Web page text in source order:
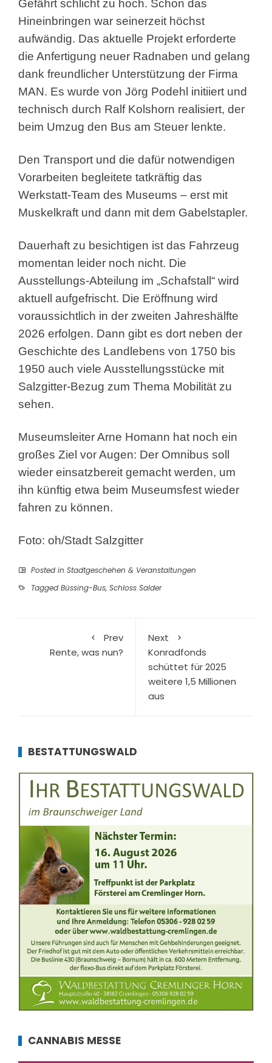
Gefährt schlicht zu hoch. Schon das
Hineinbringen war seinerzeit höchst
aufwändig. Das aktuelle Projekt erforderte
die Anfertigung neuer Radnaben und gelang
dank freundlicher Unterstützung der Firma
MAN. Es wurde von Jörg Podehl initiiert und
technisch durch Ralf Kolshorn realisiert, der
beim Umzug den Bus am Steuer lenkte.
Den Transport und die dafür notwendigen
Vorarbeiten begleitete tatkräftig das
Werkstatt-Team des Museums – erst mit
Muskelkraft und dann mit dem Gabelstapler.
Dauerhaft zu besichtigen ist das Fahrzeug
momentan leider noch nicht. Die
Ausstellungs-Abteilung im „Schafstall“ wird
aktuell aufgefrischt. Die Eröffnung wird
voraussichtlich in der zweiten Jahreshälfte
2026 erfolgen. Dann gibt es dort neben der
Geschichte des Landlebens von 1750 bis
1950 auch viele Ausstellungsstücke mit
Salzgitter-Bezug zum Thema Mobilität zu
sehen.
Museumsleiter Arne Homann hat noch ein
großes Ziel vor Augen: Der Omnibus soll
wieder einsatzbereit gemacht werden, um
ihn künftig etwa beim Museumsfest wieder
fahren zu können.
Foto: oh/Stadt Salzgitter
Posted in Stadtgeschehen & Veranstaltungen
Tagged Büssing-Bus, Schloss Salder
Prev
Rente, was nun?
Next
Konradfonds
schüttet für 2025
weitere 1,5 Millionen
aus
BESTATTUNGSWALD
CANNABIS MESSE